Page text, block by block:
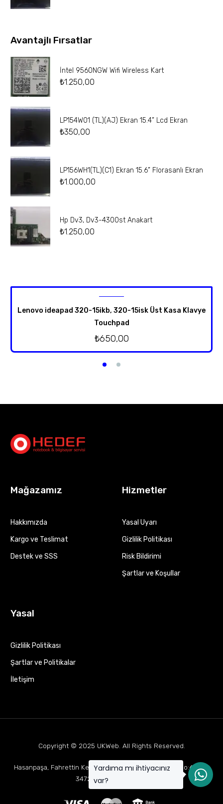
Avantajlı Fırsatlar
İntel 9560NGW Wifi Wireless Kart
₺1.250,00
LP154W01 (TL)(AJ) Ekran 15.4” Lcd Ekran
₺350,00
LP156WH1(TL)(C1) Ekran 15.6” Florasanlı Ekran
₺1.000,00
Hp Dv3, Dv3-4300st Anakart
₺1.250,00
Lenovo ideapad 320-15ikb, 320-15isk Üst Kasa Klavye
Touchpad
₺650,00
Mağazamız
Hakkımızda
Kargo ve Teslimat
Destek ve SSS
Hizmetler
Yasal Uyarı
Gizlilik Politikası
Risk Bildirimi
Şartlar ve Koşullar
Yasal
Gizlilik Politikası
Şartlar ve Politikalar
İletişim
Copyright © 2025 UKWeb . All Rights Reserved.
Hasanpaşa, Fahrettin Kerim Gökay Cd Mukaddes Apt No:63 D:1,
34722 Kadıköy/İstanbul
Yardıma mı ihtiyacınız
var?